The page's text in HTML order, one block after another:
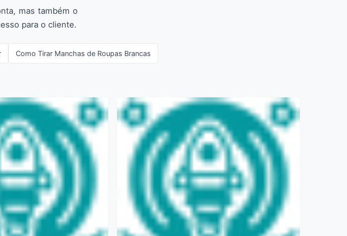
mas também o
para o cliente.
Como Tirar Manchas de Roupas Brancas